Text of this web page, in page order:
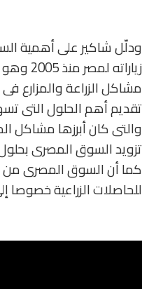
ودلّل شاكير على أهمية
مشاكل الزراعة والمزارع
تقديم أهم الحلول التى
والتى كان أبرزها مشاكل
تزويد السوق المصرى
كما أن السوق المصرى من
للحاصلات الزراعية خصوصا